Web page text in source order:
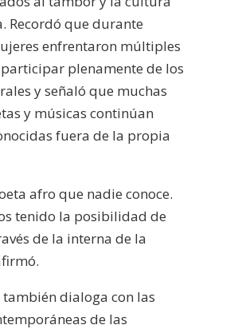
Recordó que durante
enfrentaron múltiples
plenamente de los
y señaló que muchas
y músicas continúan
fuera de la propia
afro que nadie conoce.
tenido la posibilidad de
de la interna de la
también dialoga con las
de las